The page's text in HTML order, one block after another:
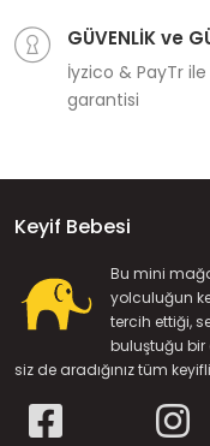
GÜVENLİK ve
İyzico & PayTr
garantisi
Keyif Bebesi
Bu mini
yolculuğun
tercih ettiği,
buluştuğu bir
siz de aradığınız tüm